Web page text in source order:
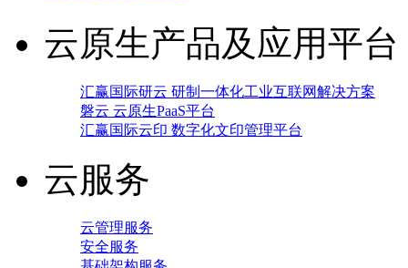
云原生产品及应用平台
汇赢国际研云 研制一体化工业互联网解决方案
磐云 云原生PaaS平台
汇赢国际云印 数字化文印管理平台
云服务
云管理服务
安全服务